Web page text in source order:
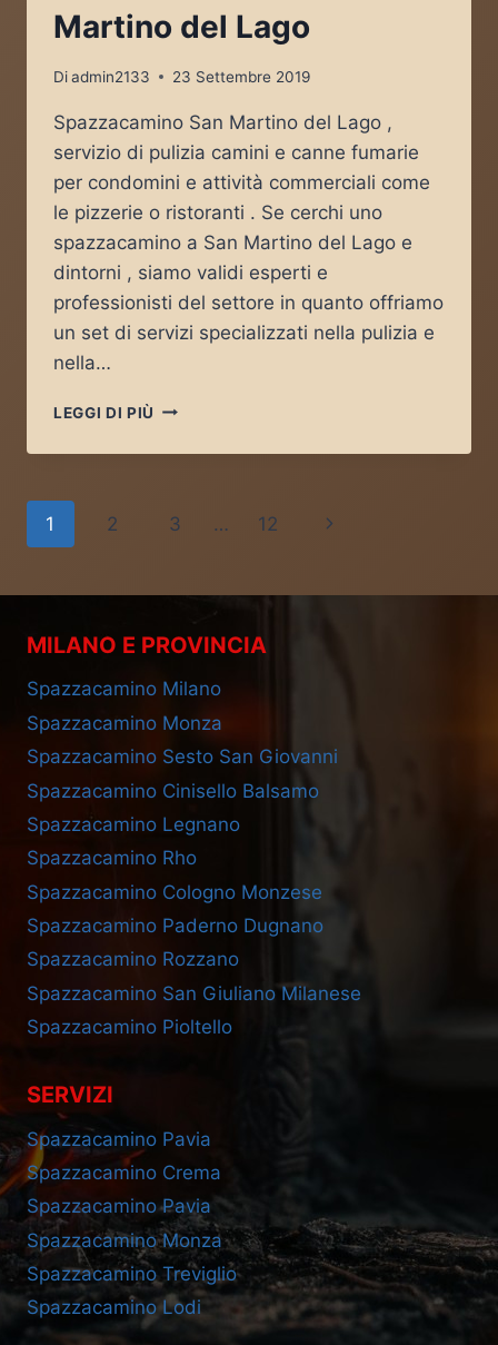
Martino del Lago
Diadmin2133 23 Settembre 2019
Spazzacamino San Martino del Lago ,
servizio di pulizia camini e canne fumarie
per condomini e attività commerciali come
le pizzerie o ristoranti . Se cerchi uno
spazzacamino a San Martino del Lago e
dintorni , siamo validi esperti e
professionisti del settore in quanto offriamo
un set di servizi specializzati nella pulizia e
nella…
LEGGI DI PIÙ SPAZZACAMINO
MARTINO
Navigazione
1 2 3 … 12
Pagina
MILANO E PROVINCIA
Spazzacamino Milano
Spazzacamino Monza
Spazzacamino Sesto San Giovanni
Spazzacamino Cinisello Balsamo
Spazzacamino Legnano
Spazzacamino Rho
Spazzacamino Cologno Monzese
Spazzacamino Paderno Dugnano
Spazzacamino Rozzano
Spazzacamino San Giuliano Milanese
Spazzacamino Pioltello
SERVIZI
Spazzacamino Pavia
Spazzacamino Crema
Spazzacamino Pavia
Spazzacamino Monza
Spazzacamino Treviglio
Spazzacamino Lodi